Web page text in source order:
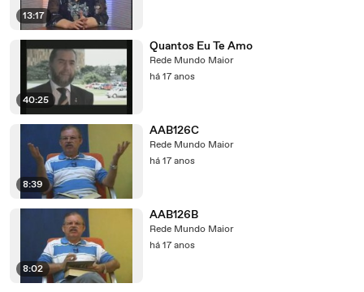
13:17
40:25
Quantos Eu Te Amo
Rede Mundo Maior
há 17 anos
8:39
AAB126C
Rede Mundo Maior
há 17 anos
8:02
AAB126B
Rede Mundo Maior
há 17 anos